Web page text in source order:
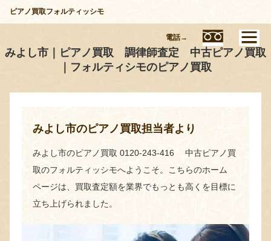
ピアノ買取フォルティッシモ
みよし市｜ピアノ買取 調律師査定 中古ピアノ買取
｜フォルティシモのピアノ買取
みよし市のピアノ買取担当者より
みよし市のピアノ買取 0120-243-416 中古ピアノ買
取のフォルティッシモへようこそ。こちらのホーム
ページは、買取査定額を業界でもっとも高くを目標に
立ち上げられました。
電話→